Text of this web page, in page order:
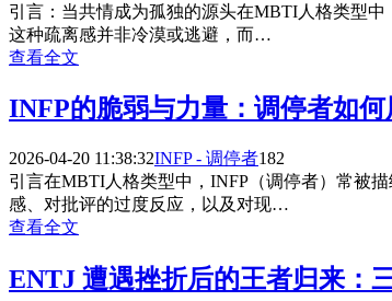
引言：当共情成为孤独的源头在MBTI人格类型
这种疏离感并非冷漠或逃避，而…
查看全文
INFP的脆弱与力量：调停者如
2026-04-20 11:38:32INFP - 调停者182
引言在MBTI人格类型中，INFP（调停者）常被
感、对批评的过度反应，以及对现…
查看全文
ENTJ 遭遇挫折后的王者归来：